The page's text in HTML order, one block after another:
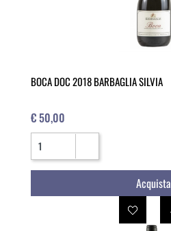
BOCA DOC 2018 BARBAGLIA SILVIA
€ 50,00
Quantità
Acquista